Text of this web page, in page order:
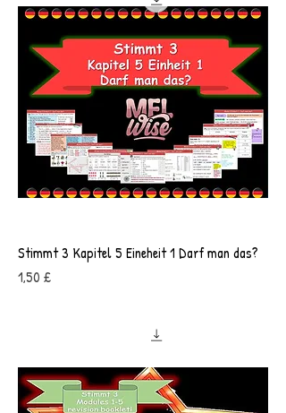
Stimmt 3 Kapitel 5 Eineheit 1 Darf man das?
Preis
1,50 £